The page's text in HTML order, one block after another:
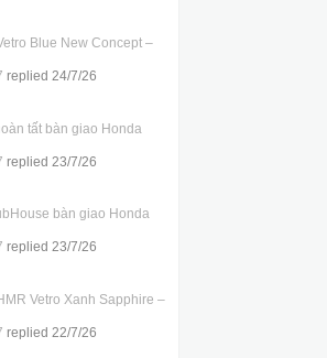
Blue New Concept –
replied 24/7/26
tất bàn giao Honda
replied 23/7/26
bàn giao Honda
replied 23/7/26
Vetro Xanh Sapphire –
replied 22/7/26